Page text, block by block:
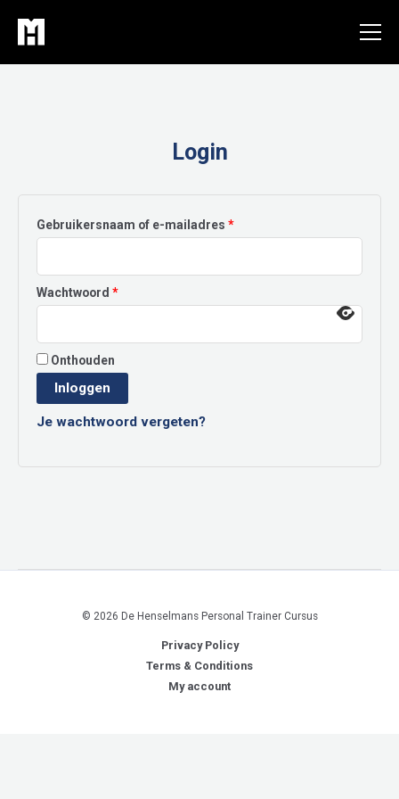
naar
de
Login
Gebruikersnaam of e-mailadres *Vereist
Wachtwoord *Vereist
Onthouden
Inloggen
Je wachtwoord vergeten?
© 2026 De Henselmans Personal Trainer Cursus
Privacy Policy
Terms & Conditions
My account